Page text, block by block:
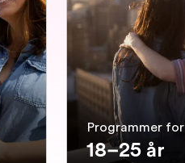
Programmer for
18–25 år